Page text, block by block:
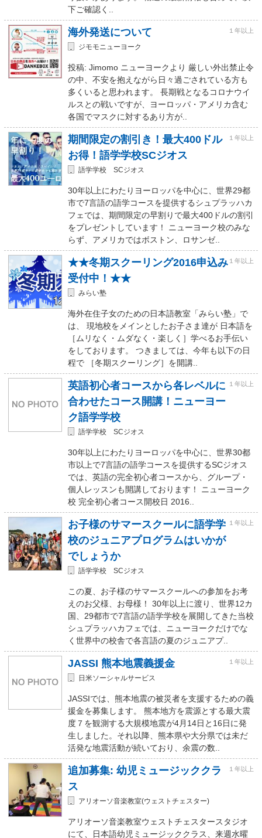
下ご確認く..
海外発送について １年以上
ジモモニューヨーク
投稿: Jimomo ニューヨークより 厳しい外出禁止令
の中、不安を抱えながら日々過ごされている方も
多くいると思われます。 長期戦となるコロナウイ
ルスとの戦いですが、ヨーロッパ・アメリカ含む
各国でマスクに対するあり方が..
期間限定の割引き！最大400ドル
お得！語学学校SCジオス
１年以上
語学学校 SCジオス
30年以上にわたりヨーロッパを中心に、世界29都
市で7言語の語学コースを提供するシュプラッハカ
フェでは、期間限定の早割りで最大400ドルの割引
をプレゼントしています！ ニューヨーク校のみな
らず、アメリカではボストン、ロサンゼ..
★★冬期スクーリング2016申込み
受付中！★★
１年以上
みらい塾
海外在住子女のための日本語教室「みらい塾」で
は、 現地校をメインとしたお子さま達が 日本語を
［ムリなく・ムダなく・楽しく］学べるお手伝い
をしております。 つきましては、今年も以下の日
程で ［冬期スクーリング］を開講..
英語初心者コースから各レベルに
合わせたコース開講！ニューヨー
ク語学学校
１年以上
語学学校 SCジオス
30年以上にわたりヨーロッパを中心に、世界30都
市以上で7言語の語学コースを提供するSCジオス
では、英語の完全初心者コースから、グループ・
個人レッスンも開講しております！ ニューヨーク
校 完全初心者コース開校日 2016..
お子様のサマースクールに語学学
校のジュニアプログラムはいかが
でしょうか
１年以上
語学学校 SCジオス
この夏、お子様のサマースクールへの参加をお考
えのお父様、お母様！ 30年以上に渡り、世界12カ
国、29都市で7言語の語学学校を展開してきた当校
シュプラッハカフェでは、ニューヨークだけでな
く世界中の校舎で各言語の夏のジュニアプ..
JASSI 熊本地震義援金 １年以上
日米ソーシャルサービス
JASSIでは、熊本地震の被災者を支援するための義
援金を募集します。 熊本地方を震源とする最大震
度７を観測する大規模地震が4月14日と16日に発
生しました。それ以降、熊本県や大分県では未だ
活発な地震活動が続いており、余震の数..
追加募集: 幼児ミュージッククラ
ス
１年以上
アリオーソ音楽教室(ウェストチェスター)
アリオーソ音楽教室ウェストチェスタースタジオ
にて、日本語幼児ミュージッククラス、来週水曜